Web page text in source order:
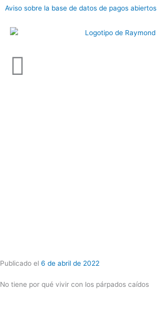
contenido
Aviso sobre la base de datos de pagos abiertos
Publicado el 6 de abril de 2022
No tiene por qué vivir con los párpados caídos